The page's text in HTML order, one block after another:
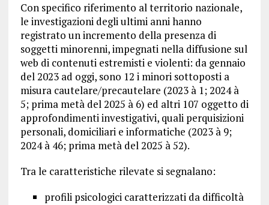
Con specifico riferimento al territorio nazionale,
le investigazioni degli ultimi anni hanno
registrato un incremento della presenza di
soggetti minorenni, impegnati nella diffusione sul
web di contenuti estremisti e violenti: da gennaio
del 2023 ad oggi, sono 12 i minori sottoposti a
misura cautelare/precautelare (2023 à 1; 2024 à
5; prima metà del 2025 à 6) ed altri 107 oggetto di
approfondimenti investigativi, quali perquisizioni
personali, domiciliari e informatiche (2023 à 9;
2024 à 46; prima metà del 2025 à 52).
Tra le caratteristiche rilevate si segnalano:
profili psicologici caratterizzati da difficoltà